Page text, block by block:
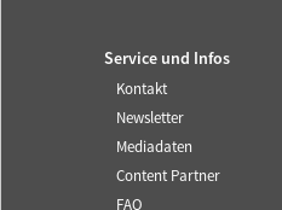
Service und Infos
Kontakt
Newsletter
Mediadaten
Content Partner
FAQ